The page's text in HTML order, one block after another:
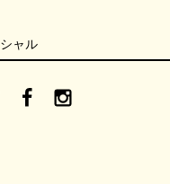
ャル